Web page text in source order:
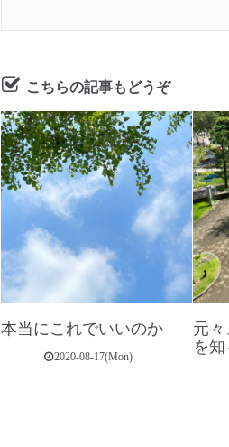
こちらの記事もどうぞ
本当にこれでいいのか
2020-08-17(Mon)
元々
を知